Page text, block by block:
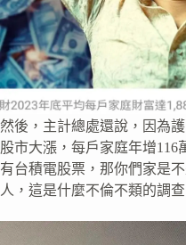
然後，主計總處還說，因為
股市大漲，每戶家庭年增116
有台積電股票，那你們家是
人，這是什麼不倫不類的調